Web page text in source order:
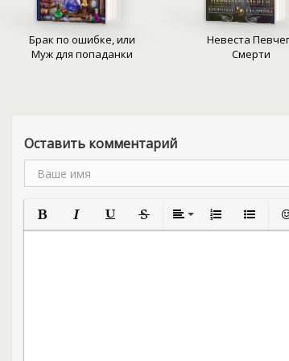
чей
о
любовь
Брак по ошибке, или
Муж для попаданки
Невеста
Смерти
Оставить комментарий
Полужирный
КурсивПодчеркнутый
ЗачеркнутыйВыравнивание
Нумерованный